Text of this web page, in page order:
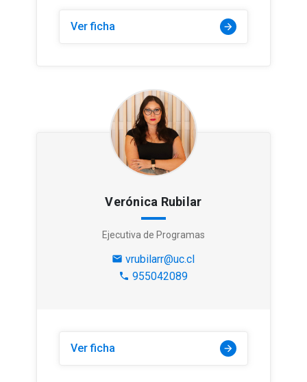
Ver ficha arrow_forward
Verónica Rubilar
Ejecutiva de Programas
mail vrubilarr@uc.cl
phone 955042089
Ver ficha arrow_forward